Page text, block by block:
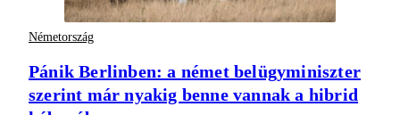
Németország
Pánik Berlinben: a német belügyminiszter
szerint már nyakig benne vannak a hibrid